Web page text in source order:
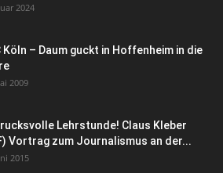
2024
Köln – Daum guckt in Hoffenheim in die
2009
Lehrstunde! Claus Kleber
Vortrag zum Journalismus an der...
2015